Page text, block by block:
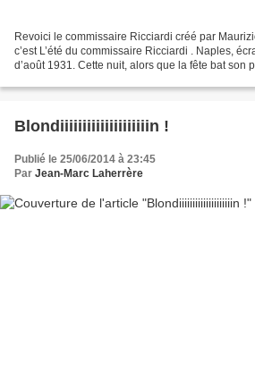
Revoici le commissaire Ricciardi créé par
c’est L’été du commissaire Ricciardi . Naples,
d’août 1931. Cette nuit, alors que la fête bat son
Blondiiiiiiiiiiiiiiiiiiiin !
Publié le 25/06/2014 à 23:45
Par Jean-Marc Laherrère